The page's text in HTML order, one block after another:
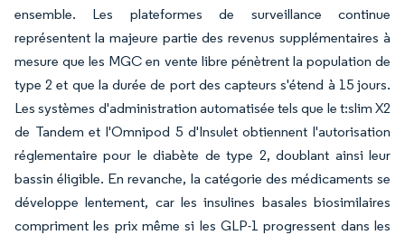
ensemble. Les plateformes de surveillance continue
représentent la majeure partie des revenus supplémentaires à
mesure que les MGC en vente libre pénètrent la population de
type 2 et que la durée de port des capteurs s'étend à 15 jours.
Les systèmes d'administration automatisée tels que le t:slim X2
de Tandem et l'Omnipod 5 d'Insulet obtiennent l'autorisation
réglementaire pour le diabète de type 2, doublant ainsi leur
bassin éligible. En revanche, la catégorie des médicaments se
développe lentement, car les insulines basales biosimilaires
compriment les prix même si les GLP-1 progressent dans les